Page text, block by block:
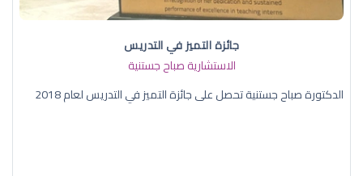
جائزة التميز في التدريس
الاستشارية صباح جستنية
الدكتورة صباح جستنية تحصل على جائزة التميز في التدريس لعام 2018